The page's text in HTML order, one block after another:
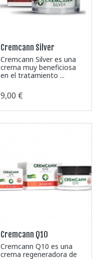
Cremcann Silver
Cremcann Silver es una
crema muy beneficiosa
en el tratamiento ...
9,00 €
Cremcann Q10
Cremcann Q10 es una
crema regeneradora de